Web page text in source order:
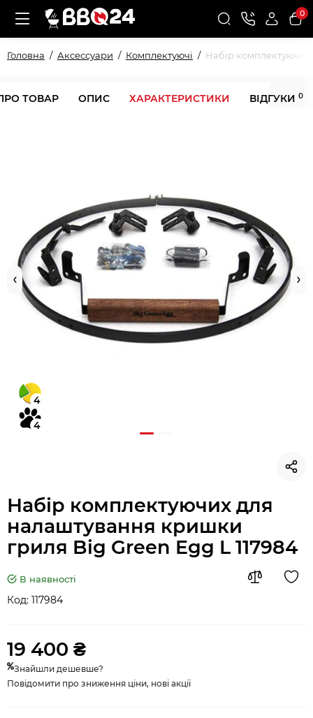
0
Головна Аксессуари Комплектуючі Набір
ТОВАР ОПИС ХАРАКТЕРИСТИКИ ВІДГУКИ 0
4
4
Набір комплектуючих для
налаштування кришки
гриля Big Green Egg L 117984
В наявності
Код: 117984
19 400 ₴
Знайшли дешевше?
Повідомити про зниження ціни, нові акції